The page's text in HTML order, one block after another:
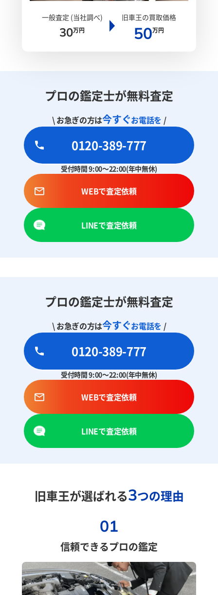
一般査定 (当社調べ)
30万円
旧車王の買取価格
50万円
プロの鑑定士が無料査定
\ お急ぎの方は今すぐお電話を /
0120-389-777
受付時間 9:00～22:00(年中無休)
WEBで査定依頼
LINEで査定依頼
プロの鑑定士が無料査定
\ お急ぎの方は今すぐお電話を /
0120-389-777
受付時間 9:00～22:00(年中無休)
WEBで査定依頼
LINEで査定依頼
旧車王が選ばれる3つの理由
01
信頼できるプロの鑑定